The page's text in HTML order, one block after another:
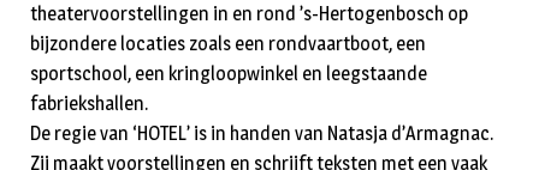
theatervoorstellingen in en rond ’s-Hertogenbosch op
bijzondere locaties zoals een rondvaartboot, een
sportschool, een kringloopwinkel en leegstaande
fabriekshallen.
De regie van ‘HOTEL’ is in handen van Natasja d’Armagnac.
Zij maakt voorstellingen en schrijft teksten met een vaak